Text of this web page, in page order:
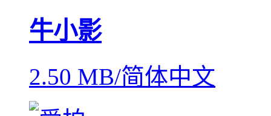
牛小影
2.50 MB/简体中文